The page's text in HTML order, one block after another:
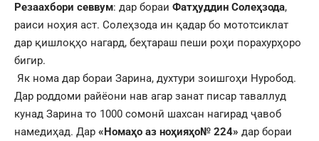
Резаахбори севвум: дар бораи Фатҳуддин Солеҳзода,
раиси ноҳия аст. Солеҳзода ин қадар бо мототсиклат
дар қишлоқҳо нагард, беҳтараш пеши роҳи порахурҳоро
бигир.
Як нома дар бораи Зарина, духтури зоишгоҳи Нуробод.
Дар роддоми райёони нав агар занат писар таваллуд
кунад Зарина то 1000 сомонӣ шахсан нагирад ҷавоб
намедиҳад. Дар «Номаҳо аз ноҳияҳо№ 224» дар бораи